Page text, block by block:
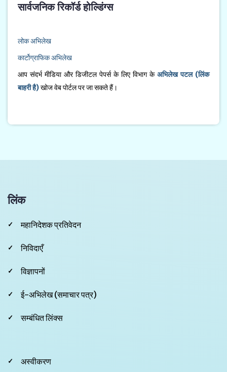
सार्वजनिक रिकॉर्ड होल्डिंग्स
लोक अभिलेख
कार्टोग्राफिक अभिलेख
आप संदर्भ मीडिया और डिजीटल पेपर्स के लिए विभाग के अभिलेख पटल (लिंक
बाहरी है)खोज वेब पोर्टल पर जा सकते हैं।
लिंक
महानिदेशक प्रतिवेदन
निविदाएँ
विज्ञापनों
ई-अभिलेख (समाचार पत्र)
सम्बंधित लिंक्स
Footer
अस्वीकरण